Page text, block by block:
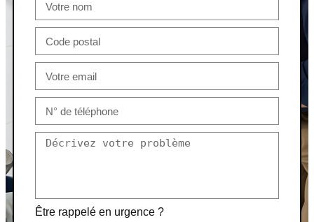
Être rappelé en urgence ?